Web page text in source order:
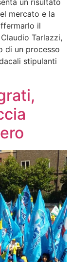
un risultato
mercato e la
il
Tarlazzi,
di un processo
stipulanti